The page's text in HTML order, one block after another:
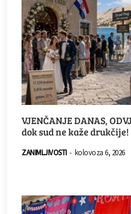
VJENČANJE DANAS,
dok sud ne kaže drukčije!
ZANIMLJIVOSTI - kolovoza 6, 2026